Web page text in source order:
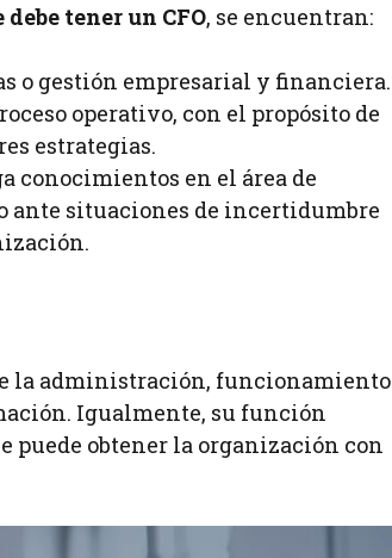
tener un CFO, se encuentran:
o gestión empresarial y financiera.
operativo, con el propósito de
estrategias.
conocimientos en el área de
ante situaciones de incertidumbre
la administración, funcionamiento
Igualmente, su función
puede obtener la organización con